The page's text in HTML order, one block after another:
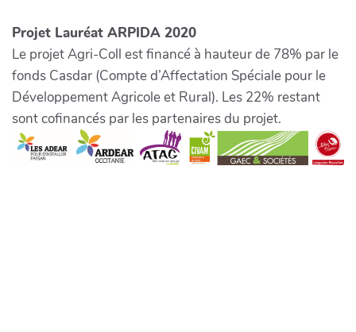
Projet Lauréat ARPIDA 2020
Le projet Agri-Coll est financé à hauteur de 78% par le
fonds Casdar (Compte d’Affectation Spéciale pour le
Développement Agricole et Rural). Les 22% restant
sont cofinancés par les partenaires du projet.